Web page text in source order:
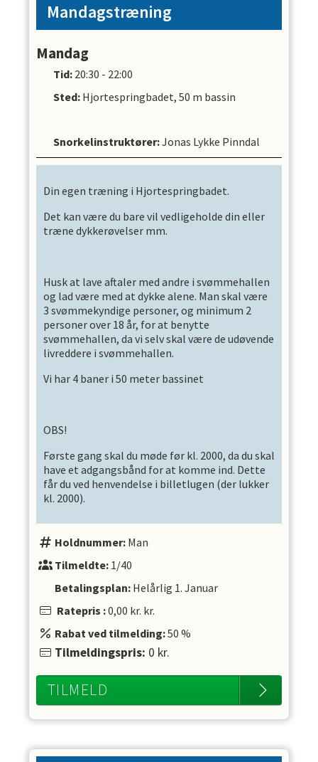
Mandagstræning
Mandag
Tid: 20:30 - 22:00
Sted: Hjortespringbadet, 50 m bassin
Snorkelinstruktører:Jonas Lykke Pinndal
Din egen træning i Hjortespringbadet.
Det kan være du bare vil vedligeholde din eller
træne dykkerøvelser mm.
Husk at lave aftaler med andre i svømmehallen
og lad være med at dykke alene. Man skal være
3 svømmekyndige personer, og minimum 2
personer over 18 år, for at benytte
svømmehallen, da vi selv skal være de udøvende
livreddere i svømmehallen.
Vi har 4 baner i 50 meter bassinet
OBS!
Første gang skal du møde før kl. 2000, da du skal
have et adgangsbånd for at komme ind. Dette
får du ved henvendelse i billetlugen (der lukker
kl. 2000).
Holdnummer: Man
Tilmeldte:1/40
Betalingsplan: Helårlig 1. Januar
Ratepris :0,00 kr. kr.
Rabat ved tilmelding:50 %
Tilmeldingspris: 0 kr.
TILMELD